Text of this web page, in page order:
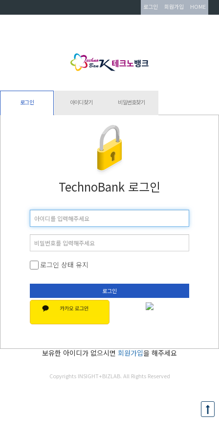
로그인 회원가입 HOME
로그인 아이디찾기 비밀번호찾기
TechnoBank 로그인
로그인 상태 유지
로그인
보유한 아이디가 없으시면 회원가입을 해주세요
Copyrights INSIGHT+BIZLAB. All Rights Reserved